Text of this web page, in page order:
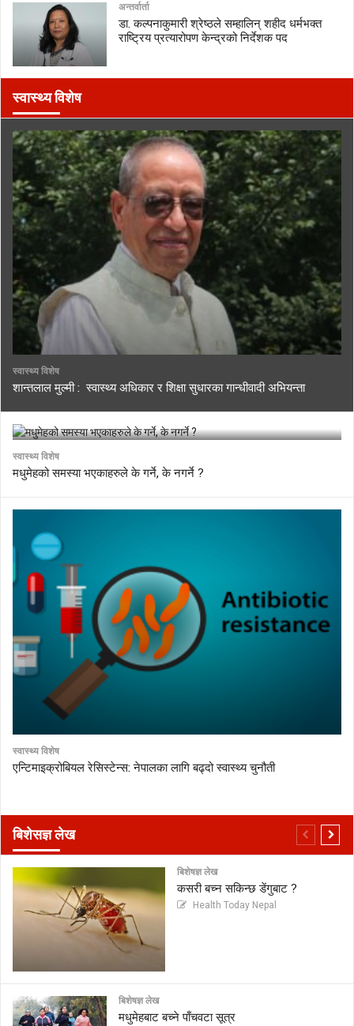
अन्तर्वार्ता
डा. कल्पनाकुमारी श्रेष्ठले सम्हालिन् शहीद धर्मभक्त
राष्ट्रिय प्रत्यारोपण केन्द्रको निर्देशक पद
स्वास्थ्य विशेष
स्वास्थ्य विशेष
शान्तलाल मुल्मी : स्वास्थ्य अधिकार र शिक्षा सुधारका गान्धीवादी अभियन्ता
स्वास्थ्य विशेष
मधुमेहको समस्या भएकाहरुले के गर्ने, के नगर्ने ?
स्वास्थ्य विशेष
एन्टिमाइक्रोबियल रेसिस्टेन्स: नेपालका लागि बढ्दो स्वास्थ्य चुनौती
बिशेसज्ञ लेख
बिशेषज्ञ लेख
कसरी बच्न सकिन्छ डेंगुबाट ?
Health Today Nepal
बिशेषज्ञ लेख
मधुमेहबाट बच्ने पाँचवटा सूत्र